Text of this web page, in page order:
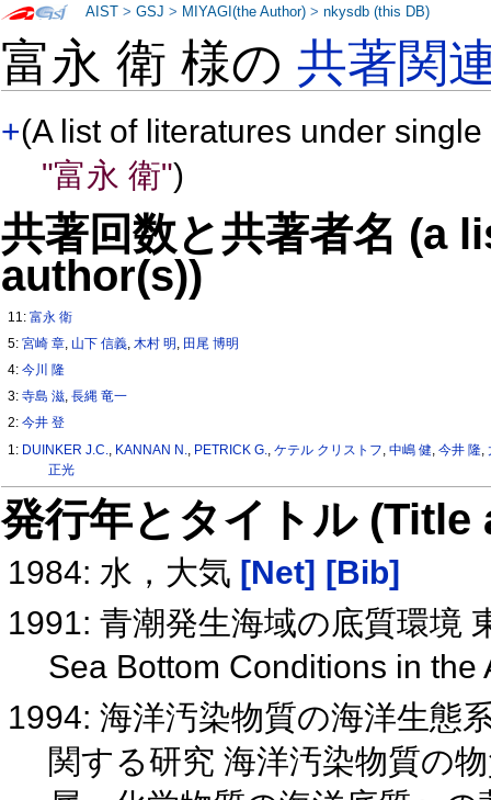
富永 衛 様の共著関
+(A list of literatures under
"富永 衛")
共著回数と共著者名 (a
author(s))
11:富永 衛
5:宮崎 章, 山下 信義,木村 明 , 田尾 博明
4:今川 隆
3:寺島 滋,長縄 竜一
2:今井 登
1: DUINKER J.C. KANNAN N. PETRICK G. ,ケテル クリストフ ,中嶋 健 ,今井 隆 ,
正光
発行年とタイトル
1984: 水，大気 [Net] [Bib]
1991: 青潮発生海域の底質環境
Sea Bottom Conditions in
1994: 海洋汚染物質の海洋生態
関する研究 海洋汚染物質の
AIST >GSJ > MIYAGI(the Author) >nkysdb (this DB)